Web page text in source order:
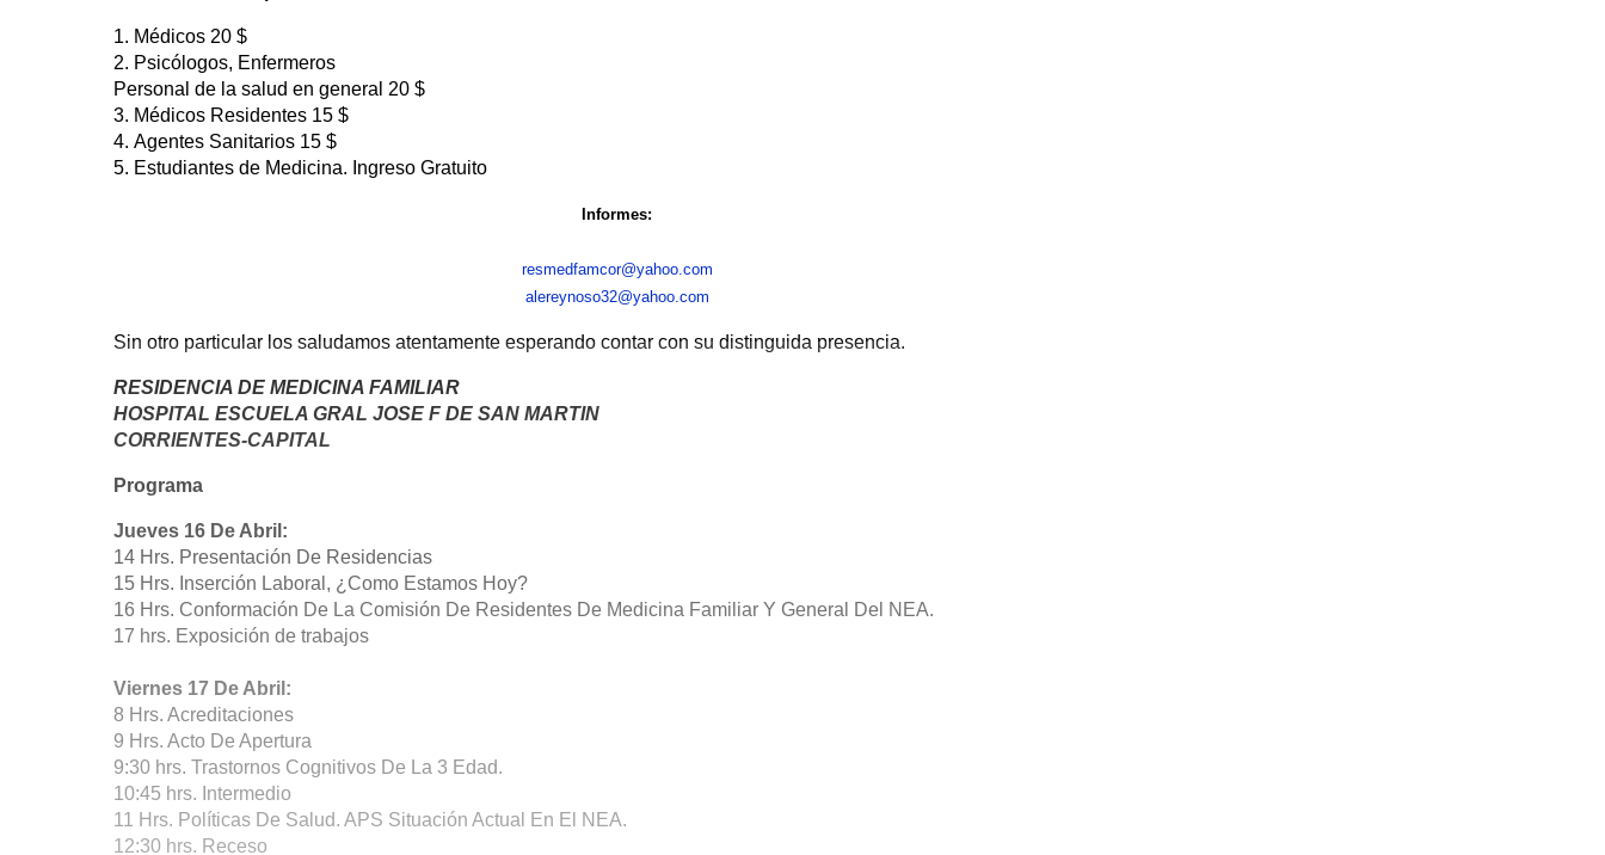
1. Médicos 20 $
2. Psicólogos, Enfermeros
Personal de la salud en general 20 $
3. Médicos Residentes 15 $
4. Agentes Sanitarios 15 $
5. Estudiantes de Medicina. Ingreso Gratuito
Informes:
resmedfamcor@yahoo.com
alereynoso32@yahoo.com
Sin otro particular los saludamos atentamente esperando contar con su distinguida presencia.
RESIDENCIA DE MEDICINA FAMILIAR
HOSPITAL ESCUELA GRAL JOSE F DE SAN MARTIN
CORRIENTES-CAPITAL
Programa
Jueves 16 De Abril:
14 Hrs. Presentación De Residencias
15 Hrs. Inserción Laboral, ¿Como Estamos Hoy?
16 Hrs. Conformación De La Comisión De Residentes De Medicina Familiar Y General Del NEA.
17 hrs. Exposición de trabajos
Viernes 17 De Abril:
8 Hrs. Acreditaciones
9 Hrs. Acto De Apertura
9:30 hrs. Trastornos Cognitivos De La 3 Edad.
10:45 hrs. Intermedio
11 Hrs. Políticas De Salud. APS Situación Actual En El NEA.
12:30 hrs. Receso